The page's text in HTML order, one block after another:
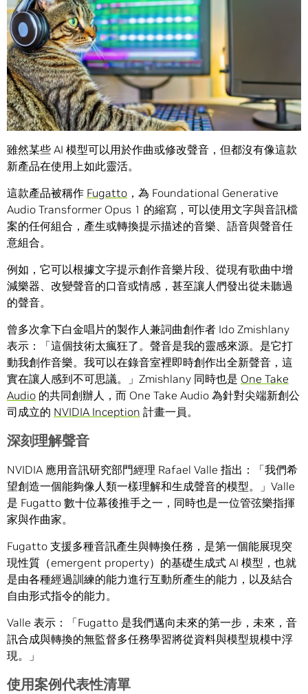
一組生成式人工智慧（AI）研究人員打造了一把聲音的瑞士
刀，讓使用者只要使用文字就能控制音訊輸出。
雖然某些 AI 模型可以用於作曲或修改聲音，但都沒有像這款
新產品在使用上如此靈活。
這款產品被稱作 Fugatto ，為 Foundational Generative
Audio Transformer Opus 1 的縮寫，可以使用文字與音訊檔
案的任何組合，產生或轉換提示描述的音樂、語音與聲音任
意組合。
例如，它可以根據文字提示創作音樂片段、從現有歌曲中增
減樂器、改變聲音的口音或情感，甚至讓人們發出從未聽過
的聲音。
曾多次拿下白金唱片的製作人兼詞曲創作者 Ido Zmishlany
表示：「這個技術太瘋狂了。聲音是我的靈感來源。是它打
動我創作音樂。我可以在錄音室裡即時創作出全新聲音，這
實在讓人感到不可思議。」Zmishlany 同時也是 One Take
Audio 的共同創辦人，而 One Take Audio 為針對尖端新創公
司成立的 NVIDIA Inception 計畫一員。
深刻理解聲音
NVIDIA 應用音訊研究部門經理 Rafael Valle 指出：「我們希
望創造一個能夠像人類一樣理解和生成聲音的模型。」Valle
是 Fugatto 數十位幕後推手之一，同時也是一位管弦樂指揮
家與作曲家。
Fugatto 支援多種音訊產生與轉換任務，是第一個能展現突
現性質（emergent property）的基礎生成式 AI 模型，也就
是由各種經過訓練的能力進行互動所產生的能力，以及結合
自由形式指令的能力。
Valle 表示：「Fugatto 是我們邁向未來的第一步，未來，音
訊合成與轉換的無監督多任務學習將從資料與模型規模中浮
現。」
使用案例代表性清單